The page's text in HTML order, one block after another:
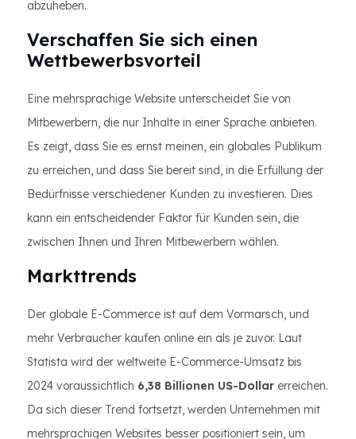
abzuheben.
Verschaffen Sie sich einen
Wettbewerbsvorteil
Eine mehrsprachige Website unterscheidet Sie von
Mitbewerbern, die nur Inhalte in einer Sprache anbieten.
Es zeigt, dass Sie es ernst meinen, ein globales Publikum
zu erreichen, und dass Sie bereit sind, in die Erfüllung der
Bedürfnisse verschiedener Kunden zu investieren. Dies
kann ein entscheidender Faktor für Kunden sein, die
zwischen Ihnen und Ihren Mitbewerbern wählen.
Markttrends
Der globale E-Commerce ist auf dem Vormarsch, und
mehr Verbraucher kaufen online ein als je zuvor. Laut
Statista wird der weltweite E-Commerce-Umsatz bis
2024 voraussichtlich 6,38 Billionen US-Dollar erreichen.
Da sich dieser Trend fortsetzt, werden Unternehmen mit
mehrsprachigen Websites besser positioniert sein, um